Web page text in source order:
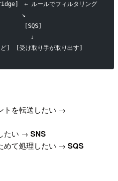
ルでフィルタリング
　　↘
　　[SQS]
　↓
り手が取り出す]
トを転送したい →
たい →SNS
めて処理したい →SQS